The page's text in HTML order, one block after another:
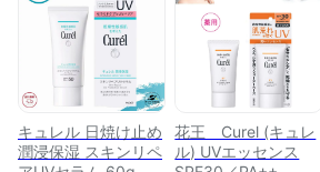
キュレル 日焼け止め
潤浸保湿 スキンリペ
花王 Curel (キュレ
ル) UVエッセンス